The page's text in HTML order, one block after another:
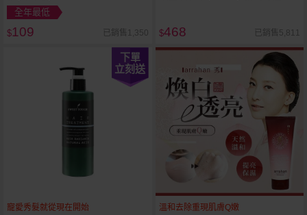
全年最低
$109 已銷售1,350 $468 已銷售5,811
下單
立刻送
寵愛秀髮就從現在開始 溫和去除重現肌膚Q嫩